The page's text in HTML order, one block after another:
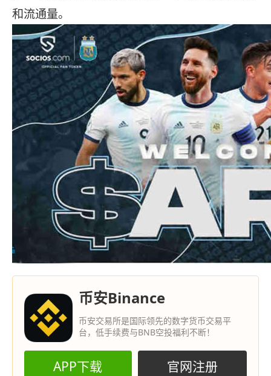
和流通量。
币安Binance
币安交易所是国际领先的数字货币交易平
台，低手续费与BNB空投福利不断！
APP下载 官网注册